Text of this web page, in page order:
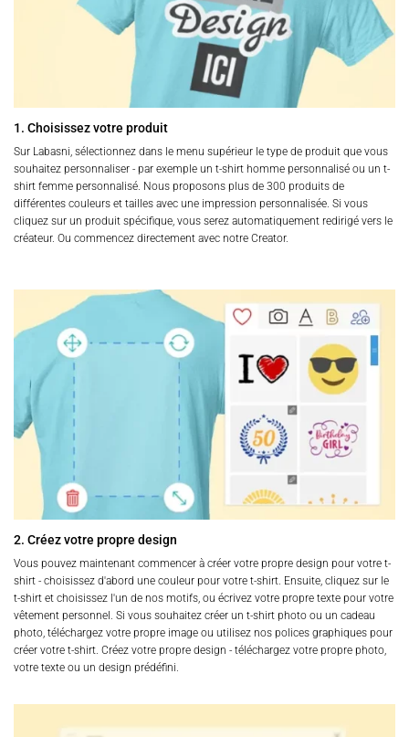
page
produit
1. Choisissez votre produit
Sur Labasni, sélectionnez dans le menu supérieur le type de produit que vous
souhaitez personnaliser - par exemple un t-shirt homme personnalisé ou un t-
shirt femme personnalisé. Nous proposons plus de 300 produits de
différentes couleurs et tailles avec une impression personnalisée. Si vous
cliquez sur un produit spécifique, vous serez automatiquement redirigé vers le
créateur. Ou commencez directement avec notre Creator.
2. Créez votre propre design
Vous pouvez maintenant commencer à créer votre propre design pour votre t-
shirt - choisissez d'abord une couleur pour votre t-shirt. Ensuite, cliquez sur le
t-shirt et choisissez l'un de nos motifs, ou écrivez votre propre texte pour votre
vêtement personnel. Si vous souhaitez créer un t-shirt photo ou un cadeau
photo, téléchargez votre propre image ou utilisez nos polices graphiques pour
créer votre t-shirt. Créez votre propre design - téléchargez votre propre photo,
votre texte ou un design prédéfini.